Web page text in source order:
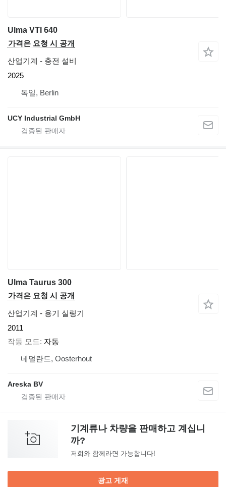
Ulma VTI 640
가격은 요청 시 공개
산업기계 - 충전 설비
2025
독일, Berlin
UCY Industrial GmbH
Ulma Taurus 300
가격은 요청 시 공개
산업기계 - 용기 실링기
2011
작동 모드
자동
네덜란드, Oosterhout
Areska BV
기계류나 차량을 판매하고 계십니
까?
저희와 함께라면 가능합니다!
광고 게재